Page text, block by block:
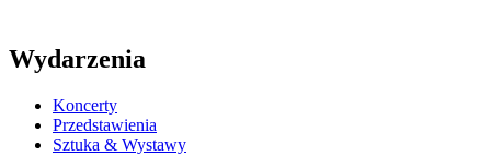
Wydarzenia
Koncerty
Przedstawienia
Sztuka & Wystawy